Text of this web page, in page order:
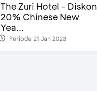
The Zuri Hotel - Diskon
20% Chinese New
Yea...
Periode 21 Jan 2023